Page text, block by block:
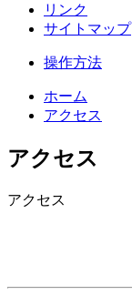
リンク
サイトマップ
操作方法
ホーム
アクセス
アクセス
アクセス